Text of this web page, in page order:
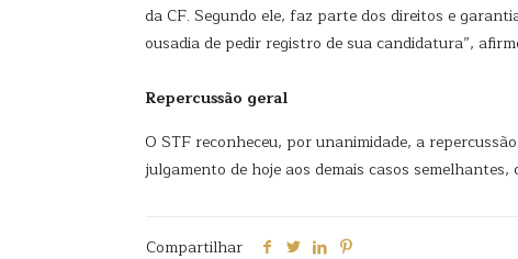
da CF. Segundo ele, faz parte dos direitos e
ousadia de pedir registro de sua candidatura”,
Repercussão geral
O STF reconheceu, por unanimidade, a
julgamento de hoje aos demais casos
Compartilhar